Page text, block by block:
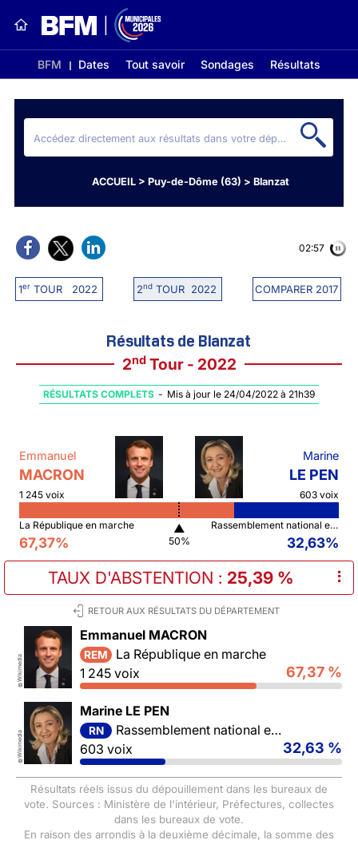
BFM Dates Tout savoir Sondages Résultats
ACCUEIL> Puy-de-Dôme (63) > Blanzat
1erTOUR 2022 2ndTOUR 2022 COMPARER 2017
02:56
Résultats de Blanzat
2ndTour - 2022
RÉSULTATS COMPLETS - Mis à jour le 24/04/2022 à 21h39
Emmanuel
MACRON
1 245 voix
Marine
LE PEN
603 voix
La République en marche
67,37%
▲
50%
Rassemblement national et ses alliés
32,63%
TAUX D'ABSTENTION : 25,39 % ⠇
RETOUR AUX RÉSULTATS DU DÉPARTEMENT
©
Wikimedia
Emmanuel MACRON
REM
La République en marche
1 245 voix
67,37 %
©
Wikimedia
Marine LE PEN
RN
Rassemblement national et ses alliés
603 voix
32,63 %
Résultats réels issus du dépouillement dans les bureaux de
vote. Sources : Ministère de l'intérieur, Préfectures, collectes
dans les bureaux de vote.
En raison des arrondis à la deuxième décimale, la somme des